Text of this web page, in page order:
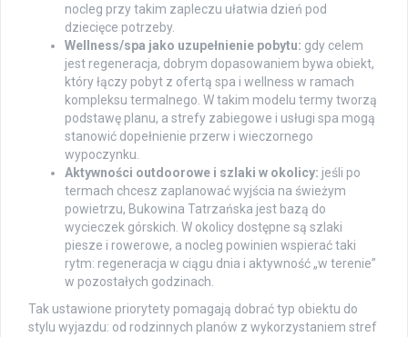
nocleg przy takim zapleczu ułatwia dzień pod
dziecięce potrzeby.
Wellness/spa jako uzupełnienie pobytu: gdy celem
jest regeneracja, dobrym dopasowaniem bywa obiekt,
który łączy pobyt z ofertą spa i wellness w ramach
kompleksu termalnego. W takim modelu termy tworzą
podstawę planu, a strefy zabiegowe i usługi spa mogą
stanowić dopełnienie przerw i wieczornego
wypoczynku.
Aktywności outdoorowe i szlaki w okolicy: jeśli po
termach chcesz zaplanować wyjścia na świeżym
powietrzu, Bukowina Tatrzańska jest bazą do
wycieczek górskich. W okolicy dostępne są szlaki
piesze i rowerowe, a nocleg powinien wspierać taki
rytm: regeneracja w ciągu dnia i aktywność „w terenie”
w pozostałych godzinach.
Tak ustawione priorytety pomagają dobrać typ obiektu do
stylu wyjazdu: od rodzinnych planów z wykorzystaniem stref